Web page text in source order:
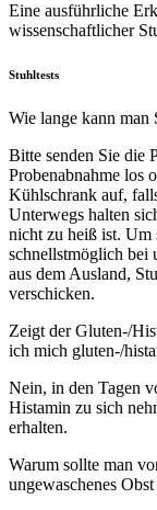
Eine ausführliche
wissenschaftlicher
Stuhltests
Wie lange kann man
Bitte senden Sie die
Probenabnahme los
Kühlschrank auf,
Unterwegs halten
nicht zu heiß ist. Um
schnellstmöglich bei
aus dem Ausland,
verschicken.
Zeigt der Gluten-/
ich mich gluten-/
Nein, in den Tagen
Histamin zu sich
erhalten.
Warum sollte man
ungewaschenes